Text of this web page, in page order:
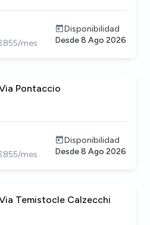
mes
Disponibilidad
Desde8 Ago 2026
Pontaccio
mes
Disponibilidad
Desde8 Ago 2026
Temistocle Calzecchi